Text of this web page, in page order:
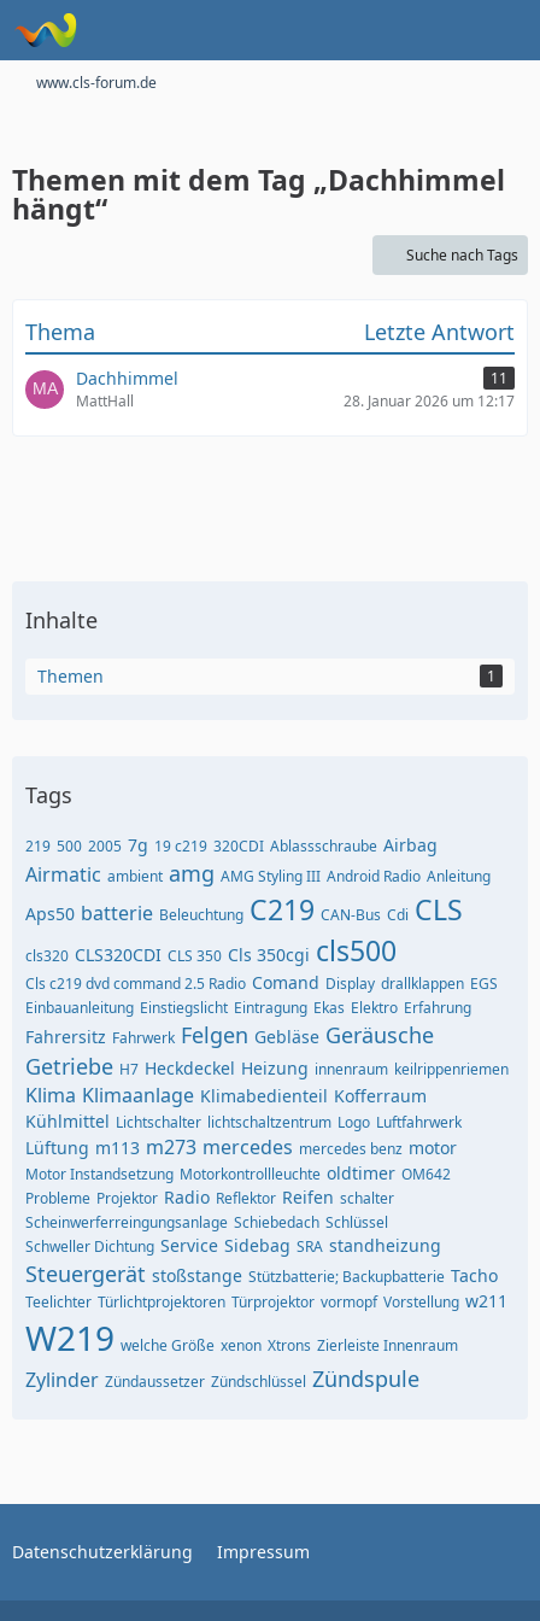
www.cls-forum.de
Themen mit dem Tag „Dachhimmel
hängt“
Suche nach Tags
Thema Letzte Antwort
Dachhimmel
11
MattHall
28. Januar 2026 um 12:17
Inhalte
Themen 1
Tags
219 500 2005 7g 19 c219 320CDI Ablassschraube Airbag
Airmatic ambient amg AMG Styling III Android Radio Anleitung
Aps50 batterie Beleuchtung C219 CAN-Bus Cdi CLS
cls320 CLS320CDI CLS 350 Cls 350cgi cls500
Cls c219 dvd command 2.5 Radio Comand Display drallklappen EGS
Einbauanleitung Einstiegslicht Eintragung Ekas Elektro Erfahrung
Fahrersitz Fahrwerk Felgen Gebläse Geräusche
Getriebe H7 Heckdeckel Heizung innenraum keilrippenriemen
Klima Klimaanlage Klimabedienteil Kofferraum
Kühlmittel Lichtschalter lichtschaltzentrum Logo Luftfahrwerk
Lüftung m113 m273 mercedes mercedes benz motor
Motor Instandsetzung Motorkontrollleuchte oldtimer OM642
Probleme Projektor Radio Reflektor Reifen schalter
Scheinwerferreingungsanlage Schiebedach Schlüssel
Schweller Dichtung Service Sidebag SRA standheizung
Steuergerät stoßstange Stützbatterie; Backupbatterie Tacho
Teelichter Türlichtprojektoren Türprojektor vormopf Vorstellung w211
W219 welche Größe xenon Xtrons Zierleiste Innenraum
Zylinder Zündaussetzer Zündschlüssel Zündspule
Datenschutzerklärung Impressum